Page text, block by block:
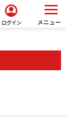
account_circle
ログイン メニュー